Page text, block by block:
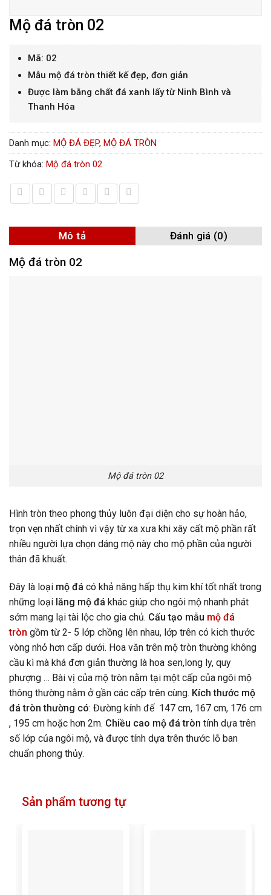
Mộ đá tròn 02
Mã: 02
Mẫu mộ đá tròn thiết kế đẹp, đơn giản
Được làm bằng chất đá xanh lấy từ Ninh Bình và
Thanh Hóa
Danh mục: MỘ ĐÁ ĐẸP, MỘ ĐÁ TRÒN
Từ khóa: Mộ đá tròn 02
Mô tả Đánh giá (0)
Mộ đá tròn 02
Mộ đá tròn 02
Hình tròn theo phong thủy luôn đại diện cho sự hoàn hảo,
trọn vẹn nhất chính vì vậy từ xa xưa khi xây cất mộ phần rất
nhiều người lựa chọn dáng mộ này cho mộ phần của người
thân đã khuất.
Đây là loại mộ đá có khả năng hấp thụ kim khí tốt nhất trong
những loại lăng mộ đá khác giúp cho ngôi mộ nhanh phát
sớm mang lại tài lộc cho gia chủ. Cấu tạo mẫu mộ đá
tròn gồm từ 2- 5 lớp chồng lên nhau, lớp trên có kich thước
vòng nhỏ hơn cấp dưới. Hoa văn trên mộ tròn thường không
cầu kì mà khá đơn giản thường là hoa sen,long ly, quy
phượng … Bài vị của mộ tròn nằm tại một cấp của ngôi mộ
thông thường nằm ở gần các cấp trên cùng. Kích thước mộ
đá tròn thường có: Đường kính đế 147 cm, 167 cm, 176 cm
, 195 cm hoặc hơn 2m. Chiều cao mộ đá tròn tính dựa trên
số lớp của ngôi mộ, và được tính dựa trên thước lỗ ban
chuẩn phong thủy.
Sản phẩm tương tự